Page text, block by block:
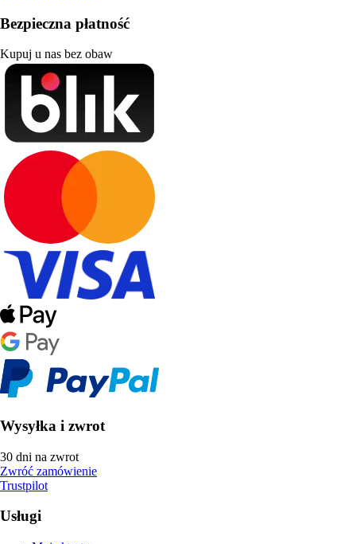
Bezpieczna płatność
Kupuj u nas bez obaw
Wysyłka i zwrot
30 dni na zwrot
Zwróć zamówienie
Trustpilot
Usługi